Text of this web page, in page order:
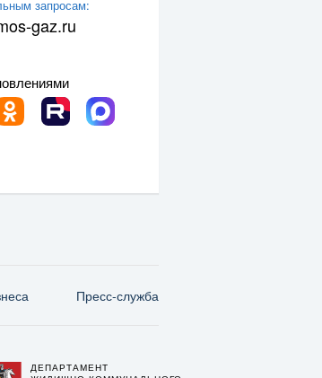
запросам:
gaz.ru
Пресс-служба
ДЕПАРТАМЕНТ